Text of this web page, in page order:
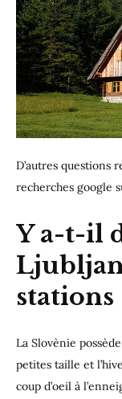
D’autres questions
recherches google
Y a-t-il
stations
La Slovènie
petites taille et
coup d’oeil à